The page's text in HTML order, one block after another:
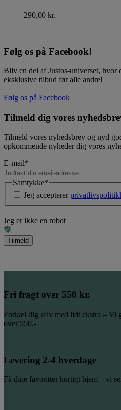
290,00 kr.
Følg os på Facebook!
Bliv en del af Justos-universet, hvor
eksklusive tilbud før alle andre!
Følg os på Facebook
Tilmeld dig vores
Tilmeld vores nyhedsbrev og nyd
opkommende nyheder dig vores
E-mail*
Samtykke*
Jeg accepterer
Jeg er ikke en robot
Fri fragt over 550 kr.
Forkæl dig selv med lidt ekstra – Vi
over 550,-
Levering 2-4 hverdage
Få dine favoritter hurtigt hjem – vi